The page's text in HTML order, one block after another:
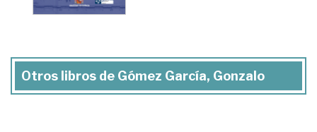
Otros libros de Gómez García, Gonzalo